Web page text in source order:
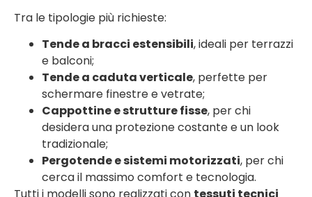
Tra le tipologie più richieste:
Tende a bracci estensibili, ideali per terrazzi
e balconi;
Tende a caduta verticale, perfette per
schermare finestre e vetrate;
Cappottine e strutture fisse, per chi
desidera una protezione costante e un look
tradizionale;
Pergotende e sistemi motorizzati, per chi
cerca il massimo comfort e tecnologia.